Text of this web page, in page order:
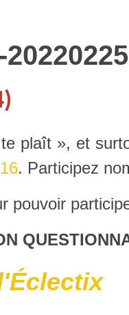
plaît », et
. Participez
pouvoir